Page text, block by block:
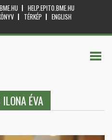
HELP.EPITO.BME.HU
TÉRKÉP
ENGLISH
ÉVA